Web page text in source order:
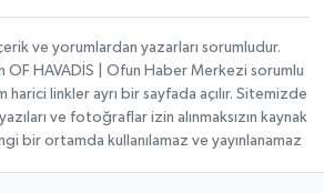
ve yorumlardan yazarları sorumludur.
OF HAVADİS | Ofun Haber Merkezi sorumlu
linkler ayrı bir sayfada açılır. Sitemizde
ve fotoğraflar izin alınmaksızın kaynak
bir ortamda kullanılamaz ve yayınlanamaz